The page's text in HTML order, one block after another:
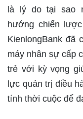
là lý do tại sao
hướng chiến
KienlongBank đã
máy nhân sự cấp
trẻ với kỳ vọng
lực quản trị điều
tính thời cuộc để